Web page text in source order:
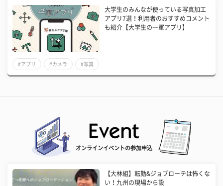
大学生のみんなが使っている写真加工
アプリ7選！利用者のおすすめコメント
も紹介【大学生の一軍アプリ】
#アプリ #カメラ #写真
オンラインイベントの参加申込
【大林組】転勤&ジョブローテは怖くな
い！九州の現場から設